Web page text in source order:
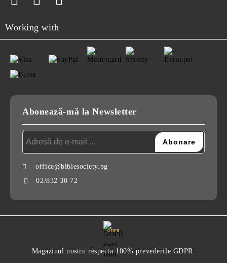
Working with
Abonează-mă la Newsletter
office@biblesociety.bg
02/832 30 72
GDPR
Magazinul nostru respecta 100% prevederile GDPR.